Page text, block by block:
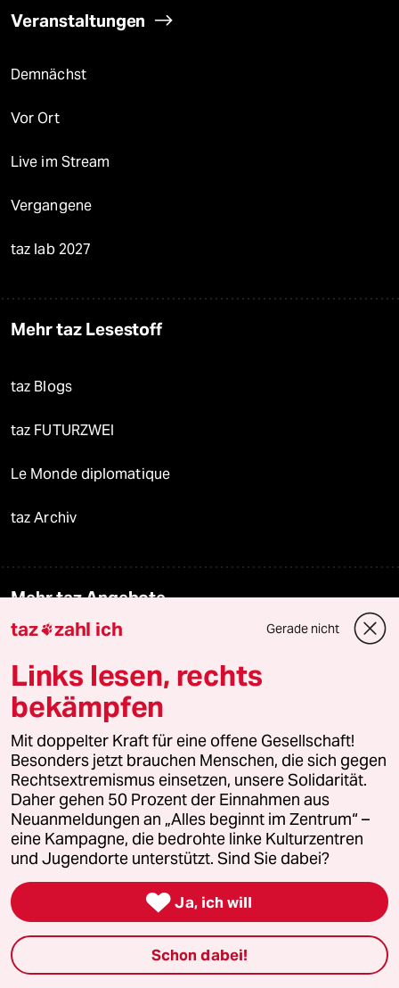
Veranstaltungen
Demnächst
Vor Ort
Live im Stream
Vergangene
taz lab 2027
Mehr taz Lesestoff
taz Blogs
taz FUTURZWEI
Le Monde diplomatique
taz Archiv
Mehr taz Angebote
Kantine
Shop
Anzeigen
Fragen & Hilfe
Feedback
Aboservice
taz zahl ich Gerade nicht
Links lesen, rechts
bekämpfen
Mit doppelter Kraft für eine offene Gesellschaft!
Besonders jetzt brauchen Menschen, die sich gegen
Rechtsextremismus einsetzen, unsere Solidarität.
Daher gehen 50 Prozent der Einnahmen aus
Neuanmeldungen an „Alles beginnt im Zentrum“ –
eine Kampagne, die bedrohte linke Kulturzentren
und Jugendorte unterstützt. Sind Sie dabei?
 Ja, ich will
Schon dabei!